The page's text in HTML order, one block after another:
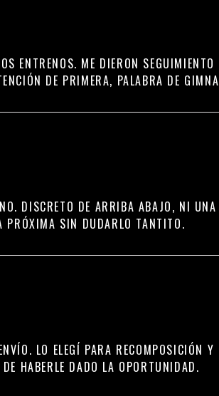
ENTRENOS. ME DIERON
DE PRIMERA, PALABRA DE
DISCRETO DE ARRIBA ABAJO, NI
PRÓXIMA SIN DUDARLO TANTITO.
LO ELEGÍ PARA RECOMPOSICIÓN
HABERLE DADO LA OPORTUNIDAD.